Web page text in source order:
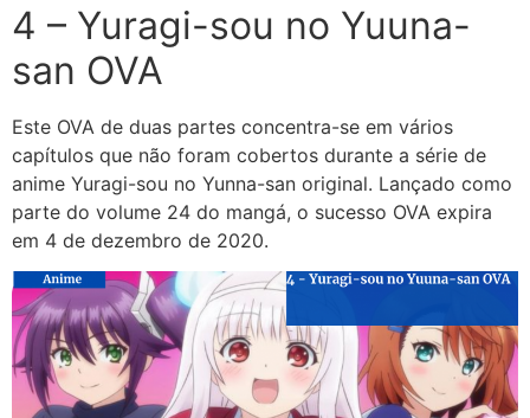
4 – Yuragi-sou no Yuuna-
san OVA
Este OVA de duas partes concentra-se em vários
capítulos que não foram cobertos durante a série de
anime Yuragi-sou no Yunna-san original. Lançado como
parte do volume 24 do mangá, o sucesso OVA expira
em 4 de dezembro de 2020.